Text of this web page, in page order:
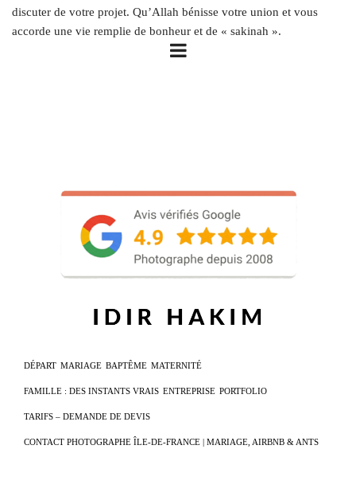
discuter de votre projet. Qu’Allah bénisse votre union et vous
accorde une vie remplie de bonheur et de « sakinah ».
DÉPART MARIAGE BAPTÊME MATERNITÉ
FAMILLE : DES INSTANTS VRAIS ENTREPRISE PORTFOLIO
TARIFS – DEMANDE DE DEVIS
CONTACT PHOTOGRAPHE ÎLE-DE-FRANCE | MARIAGE, AIRBNB & ANTS